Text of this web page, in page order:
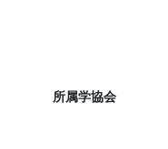
所属学協会